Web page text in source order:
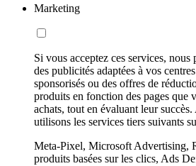
Marketing
Si vous acceptez ces services,
des publicités adaptées à vos
sponsorisés ou des offres de
produits en fonction des pages que
achats, tout en évaluant leur
utilisons les services tiers suivants
Meta-Pixel, Microsoft Advertising,
produits basées sur les clics, Ads